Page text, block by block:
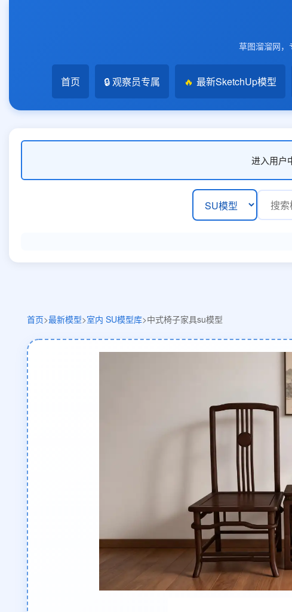
草图溜溜网，
首页 🔒 观察员专属 🔥 最新SketchUp模型
进入用户
首页>最新模型>室内 SU模型库>中式椅子家具su模型